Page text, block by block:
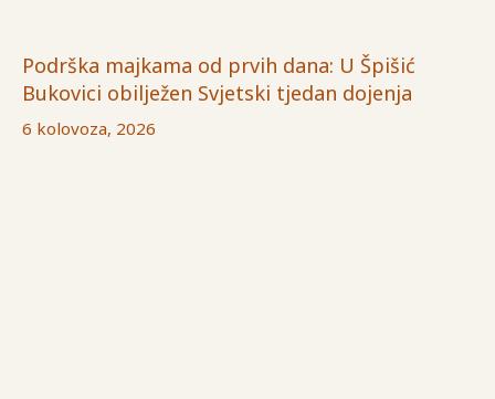
Podrška majkama od prvih dana: U Špišić
Bukovici obilježen Svjetski tjedan dojenja
6 kolovoza, 2026